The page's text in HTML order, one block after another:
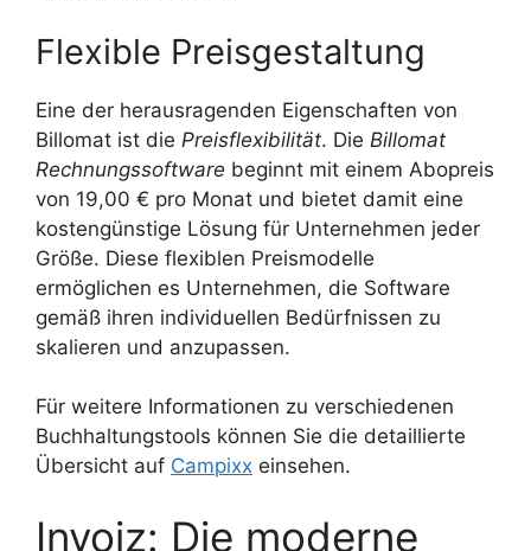
Flexible Preisgestaltung
Eine der herausragenden Eigenschaften von
Billomat ist die Preisflexibilität. Die Billomat
Rechnungssoftware beginnt mit einem Abopreis
von 19,00 € pro Monat und bietet damit eine
kostengünstige Lösung für Unternehmen jeder
Größe. Diese flexiblen Preismodelle
ermöglichen es Unternehmen, die Software
gemäß ihren individuellen Bedürfnissen zu
skalieren und anzupassen.
Für weitere Informationen zu verschiedenen
Buchhaltungstools können Sie die detaillierte
Übersicht auf Campixx einsehen.
Invoiz: Die moderne